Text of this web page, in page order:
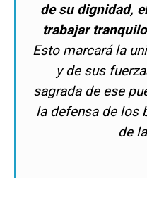
de su dignidad,
trabajar
Esto marcará la
y de sus
sagrada de ese
la defensa de los
de